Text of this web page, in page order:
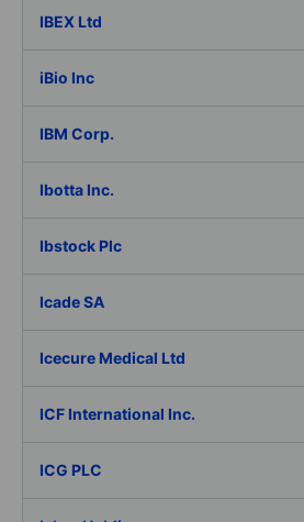
IBEX Ltd
iBio Inc
IBM Corp.
Ibotta Inc.
Ibstock Plc
Icade SA
Icecure Medical Ltd
ICF International Inc.
ICG PLC